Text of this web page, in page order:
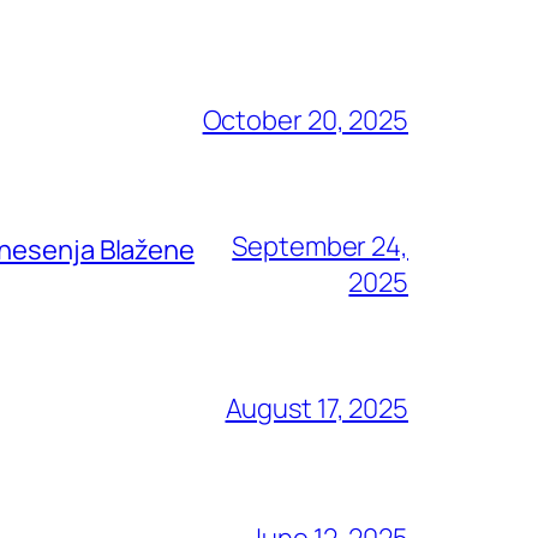
October 20, 2025
Blažene
September 24,
2025
August 17, 2025